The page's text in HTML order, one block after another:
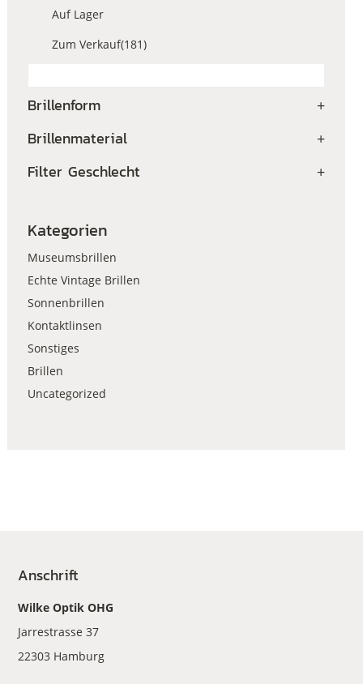
Auf Lager
Zum Verkauf(181)
Brillenform +
Brillenmaterial +
Filter Geschlecht +
Kategorien
Museumsbrillen
Echte Vintage Brillen
Sonnenbrillen
Kontaktlinsen
Sonstiges
Brillen
Uncategorized
Anschrift
Wilke Optik OHG
Jarrestrasse 37
22303 Hamburg